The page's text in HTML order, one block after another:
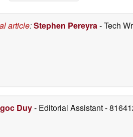
article:Stephen Pereyra- Tech
Duy- Editorial Assistant-